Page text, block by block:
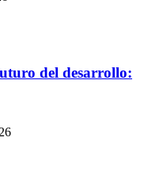
del desarrollo: